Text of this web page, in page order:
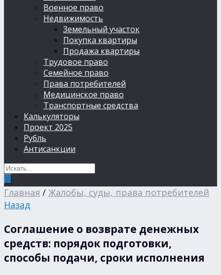
Военное право
Недвижимость
Земельный участок
Покупка квартиры
Продажа квартиры
Трудовое право
Семейное право
Права потребителей
Медицинское право
Транспортные средства
Калькуляторы
Проект 2025
Рубль
Антисанкции
Главная / Жалобы, суды, права потребителей
Назад
Соглашение о возврате денежных
средств: порядок подготовки,
способы подачи, сроки исполнения